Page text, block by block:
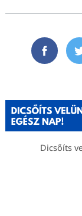
Dicsőíts